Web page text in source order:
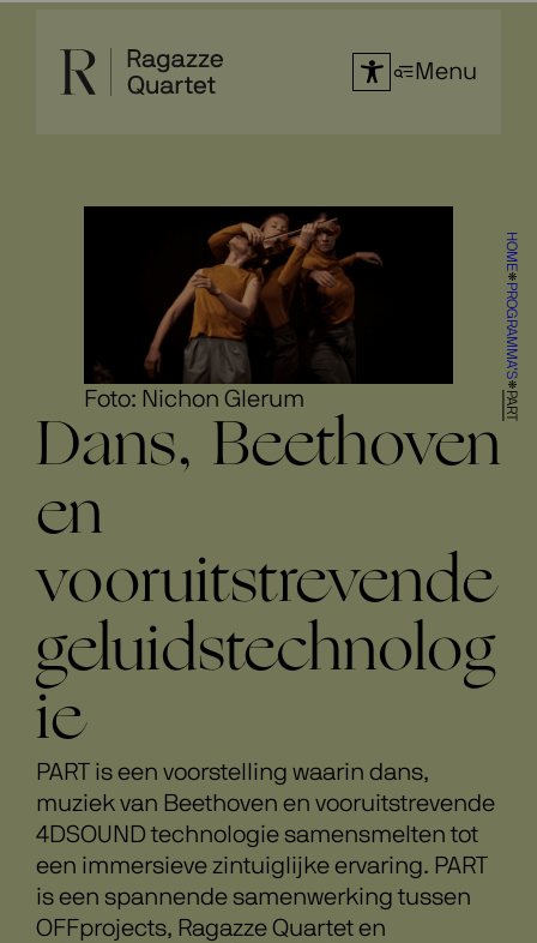
HOME
PROGRAMMA’S
PART
Menu
Foto: Nichon Glerum
Dans, Beethoven
en
vooruitstrevende
geluidstechnolog
ie
PART is een voorstelling waarin dans,
muziek van Beethoven en vooruitstrevende
4DSOUND technologie samensmelten tot
een immersieve zintuiglijke ervaring. PART
is een spannende samenwerking tussen
OFFprojects, Ragazze Quartet en